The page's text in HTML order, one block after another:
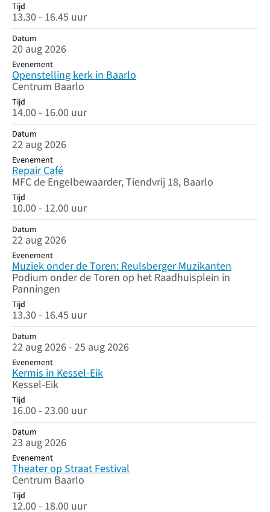
Tijd
13.30 - 16.45 uur
Datum
20 aug 2026
Evenement
Openstelling kerk in Baarlo
Centrum Baarlo
Tijd
14.00 - 16.00 uur
Datum
22 aug 2026
Evenement
Repair Café
MFC de Engelbewaarder, Tiendvrij 18, Baarlo
Tijd
10.00 - 12.00 uur
Datum
22 aug 2026
Evenement
Muziek onder de Toren: Reulsberger Muzikanten
Podium onder de Toren op het Raadhuisplein in
Panningen
Tijd
13.30 - 16.45 uur
Datum
22 aug 2026 - 25 aug 2026
Evenement
Kermis in Kessel-Eik
Kessel-Eik
Tijd
16.00 - 23.00 uur
Datum
23 aug 2026
Evenement
Theater op Straat Festival
Centrum Baarlo
Tijd
12.00 - 18.00 uur